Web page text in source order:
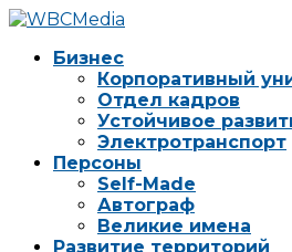
Бизнес
Корпоративный
Отдел кадров
Устойчивое
Электротранспорт
Персоны
Self-Made
Автограф
Великие имена
Развитие территорий